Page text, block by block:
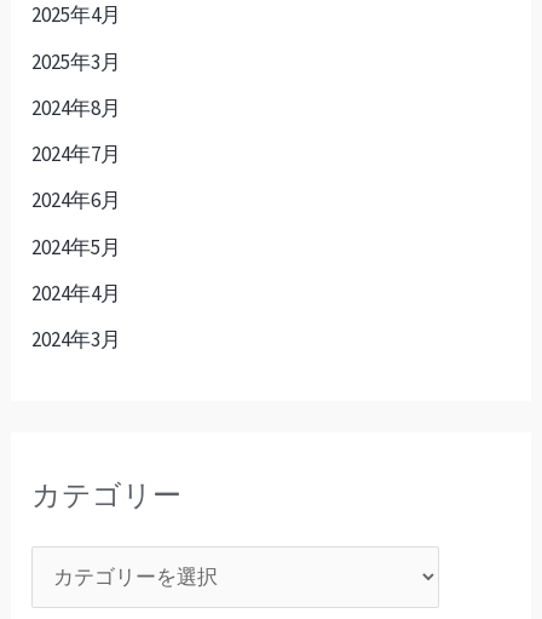
2025年4月
2025年3月
2024年8月
2024年7月
2024年6月
2024年5月
2024年4月
2024年3月
カテゴリー